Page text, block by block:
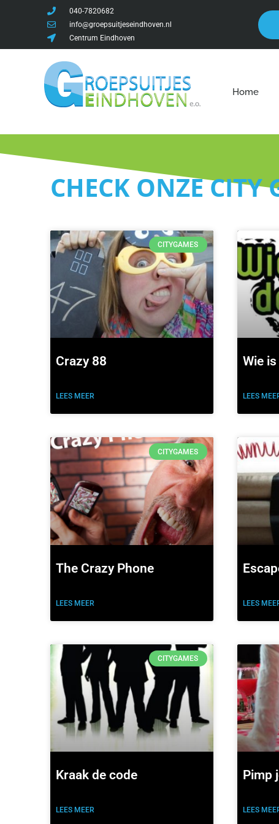
040-7820682
info@groepsuitjeseindhoven.nl
Centrum Eindhoven
Home
CHECK ONZE CITY
CITYGAMES
Crazy 88
LEES MEER
Wie is
LEES
CITYGAMES
The Crazy Phone
LEES MEER LEES
CITYGAMES
Kraak de code
LEES MEER
Pimp
LEES